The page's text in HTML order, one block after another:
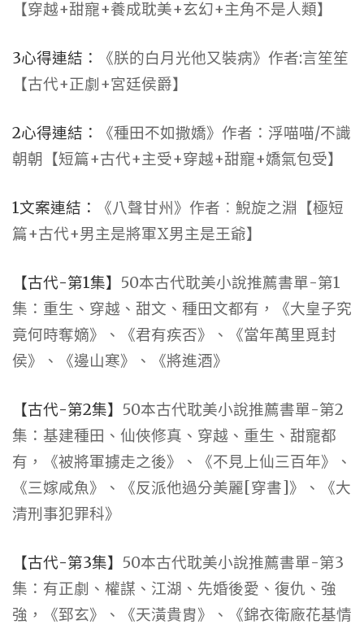
【穿越+甜寵+養成耽美+玄幻+主角不是人類】
3心得連結：
《朕的白月光他又裝病》作者:言笙笙
【古代+正劇+宮廷侯爵】
2心得連結：
《種田不如撒嬌》作者：浮喵喵/不識
朝朝【短篇+古代+主受+穿越+甜寵+嬌氣包受】
1文案連結：
《八聲甘州》作者︰鯢旋之淵【極短
篇+古代+男主是將軍X男主是王爺】
【古代-第1集】 50本古代耽美小說推薦書單-第1
集：重生、穿越、甜文、種田文都有，《大皇子究
竟何時奪嫡》、《君有疾否》、《當年萬里覓封
侯》、《邊山寒》、《將進酒》
【古代-第2集】 50本古代耽美小說推薦書單-第2
集：基建種田、仙俠修真、穿越、重生、甜寵都
有，《被將軍擄走之後》、《不見上仙三百年》、
《三嫁咸魚》、《反派他過分美麗[穿書]》、《大
清刑事犯罪科》
【古代-第3集】 50本古代耽美小說推薦書單-第3
集：有正劇、權謀、江湖、先婚後愛、復仇、強
強，《郅玄》、《天潢貴胄》、《錦衣衛廠花基情